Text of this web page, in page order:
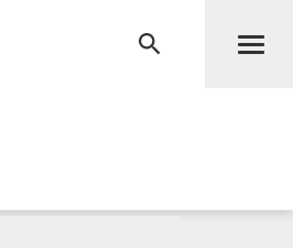
RECHERCHE